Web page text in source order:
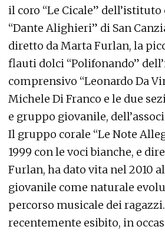
il coro “Le Cicale”
“Dante Alighieri” di San
diretto da Marta Furlan, la
flauti dolci “Polifonando”
comprensivo “Leonardo Da
Michele Di Franco e le due
e gruppo giovanile,
Il gruppo corale “Le Note
1999 con le voci bianche, e
Furlan, ha dato vita nel 2010
giovanile come naturale
percorso musicale dei
recentemente esibito, in